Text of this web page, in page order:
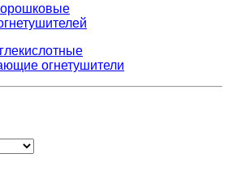
огнетушители